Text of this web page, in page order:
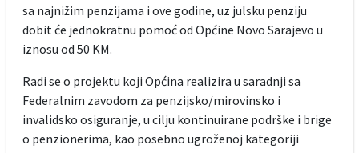
sa najnižim penzijama i ove godine, uz julsku penziju
dobit će jednokratnu pomoć od Općine Novo Sarajevo u
iznosu od 50 KM.
Radi se o projektu koji Općina realizira u saradnji sa
Federalnim zavodom za penzijsko/mirovinsko i
invalidsko osiguranje, u cilju kontinuirane podrške i brige
o penzionerima, kao posebno ugroženoj kategoriji